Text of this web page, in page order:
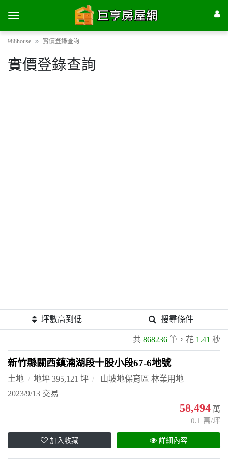
988house 實價登錄查詢
實價登錄查詢
坪數高到低 搜尋條件
共 868236 筆，花 1.41 秒
新竹縣關西鎮湳湖段十股小段67-6地號
土地 地坪 395,121 坪
山坡地保育區 林業用地
2023/9/13 交易
58,494 萬
0.1 萬/坪
加入收藏 詳細內容